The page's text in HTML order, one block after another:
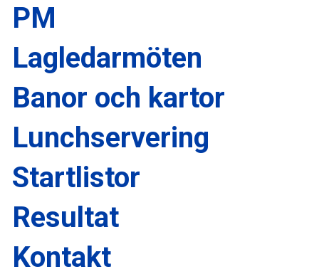
PM
Lagledarmöten
Banor och kartor
Lunchservering
Startlistor
Resultat
Kontakt